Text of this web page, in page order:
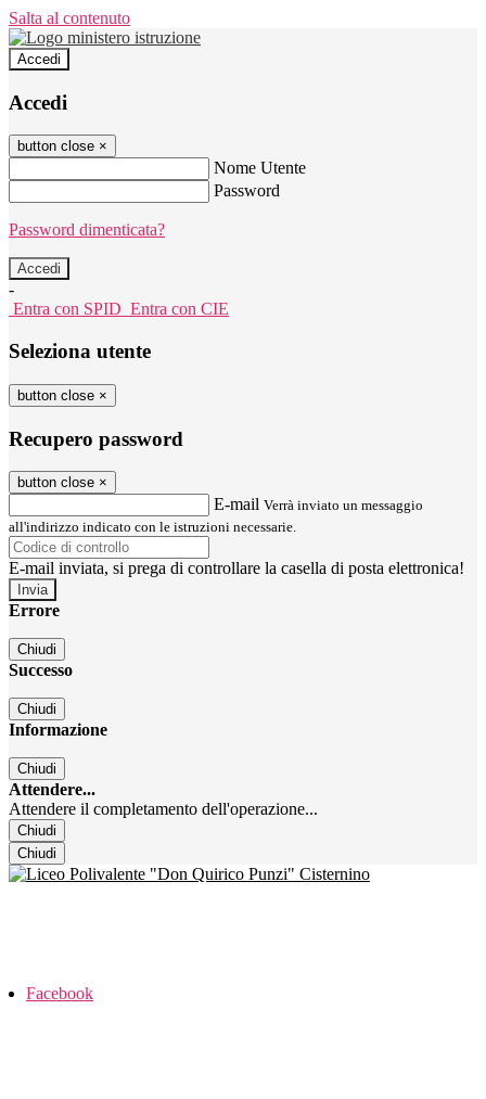
Salta al contenuto
Accedi
Accedi
button close ×
Nome Utente
Password
Password dimenticata?
-
Entra con SPID Entra con CIE
Seleziona utente
button close ×
Recupero password
button close ×
E-mail Verrà inviato un messaggio
all'indirizzo indicato con le istruzioni necessarie.
E-mail inviata, si prega di controllare la casella di posta elettronica!
Errore
Chiudi
Successo
Chiudi
Informazione
Chiudi
Attendere...
Attendere il completamento dell'operazione...
Chiudi
Chiudi
Facebook